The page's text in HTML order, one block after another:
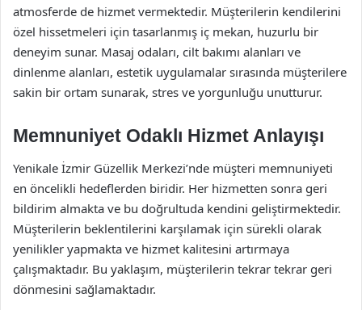
atmosferde de hizmet vermektedir. Müşterilerin kendilerini
özel hissetmeleri için tasarlanmış iç mekan, huzurlu bir
deneyim sunar. Masaj odaları, cilt bakımı alanları ve
dinlenme alanları, estetik uygulamalar sırasında müşterilere
sakin bir ortam sunarak, stres ve yorgunluğu unutturur.
Memnuniyet Odaklı Hizmet Anlayışı
Yenikale İzmir Güzellik Merkezi’nde müşteri memnuniyeti
en öncelikli hedeflerden biridir. Her hizmetten sonra geri
bildirim almakta ve bu doğrultuda kendini geliştirmektedir.
Müşterilerin beklentilerini karşılamak için sürekli olarak
yenilikler yapmakta ve hizmet kalitesini artırmaya
çalışmaktadır. Bu yaklaşım, müşterilerin tekrar tekrar geri
dönmesini sağlamaktadır.